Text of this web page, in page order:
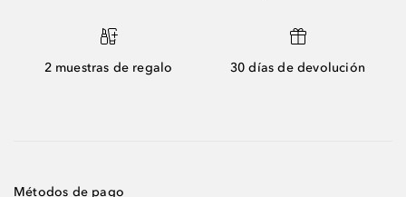
2 muestras de regalo 30 días de devolución
Métodos de pago